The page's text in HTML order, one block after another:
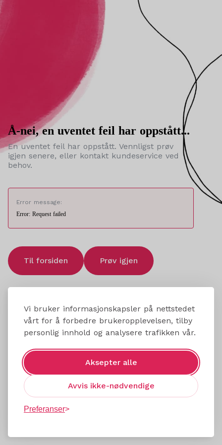
Vi bruker informasjonskapsler på nettstedet
vårt for å forbedre brukeropplevelsen, tilby
personlig innhold og analysere trafikken vår.
Aksepter alle
Avvis ikke-nødvendige
Preferanser
Å-nei, en uventet feil har oppstått...
En uventet feil har oppstått. Vennligst prøv
igjen senere, eller kontakt kundeservice ved
behov.
Error message:
Error: Request failed
Til forsiden Prøv igjen